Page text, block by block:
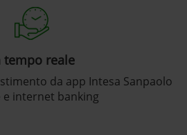
tempo reale
da app Intesa Sanpaolo
e internet banking